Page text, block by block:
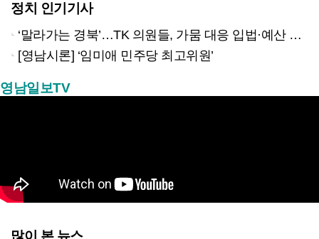
정치 인기기사
‘말라가는 경북’…TK 의원들, 가뭄 대응 입법·예산 확보 나선다
[영남시론] ‘임미애 민주당 최고위원’
영남일보TV
많이 본 뉴스